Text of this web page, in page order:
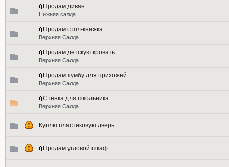
Продам диван
Нижняя салда
Продам стол-книжка
Верхняя Салда
Продам детскую кровать
Верхняя Салда
Продам тумбу для прихожей
Верхняя Салда
Стенка для школьника
Верхняя Салда
Куплю пластиковую дверь
Продам угловой шкаф